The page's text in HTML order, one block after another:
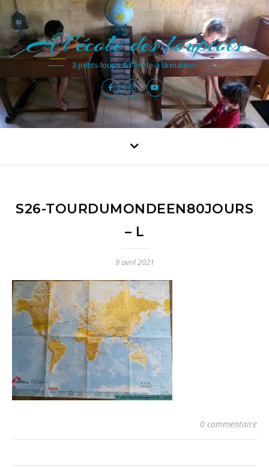
A l'école des loupiots
3 petits loups & l'école à la maison
S26-TOURDUMONDEEN80JOURS
– L
9 avril 2021
0 commentaire